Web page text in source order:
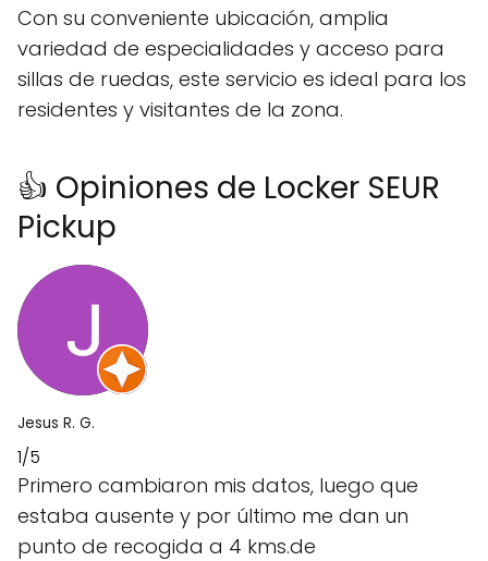
Con su conveniente ubicación, amplia
variedad de especialidades y acceso para
sillas de ruedas, este servicio es ideal para los
residentes y visitantes de la zona.
👍 Opiniones de Locker SEUR
Pickup
Jesus R. G.
1/5
Primero cambiaron mis datos, luego que
estaba ausente y por último me dan un
punto de recogida a 4 kms.de